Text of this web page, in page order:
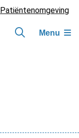
Patiëntenomgeving
Menu